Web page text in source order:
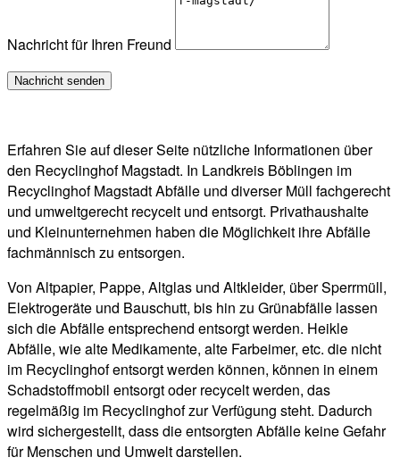
Nachricht für Ihren Freund
Erfahren Sie auf dieser Seite nützliche Informationen über
den Recyclinghof Magstadt. In Landkreis Böblingen im
Recyclinghof Magstadt Abfälle und diverser Müll fachgerecht
und umweltgerecht recycelt und entsorgt. Privathaushalte
und Kleinunternehmen haben die Möglichkeit ihre Abfälle
fachmännisch zu entsorgen.
Von Altpapier, Pappe, Altglas und Altkleider, über Sperrmüll,
Elektrogeräte und Bauschutt, bis hin zu Grünabfälle lassen
sich die Abfälle entsprechend entsorgt werden. Heikle
Abfälle, wie alte Medikamente, alte Farbeimer, etc. die nicht
im Recyclinghof entsorgt werden können, können in einem
Schadstoffmobil entsorgt oder recycelt werden, das
regelmäßig im Recyclinghof zur Verfügung steht. Dadurch
wird sichergestellt, dass die entsorgten Abfälle keine Gefahr
für Menschen und Umwelt darstellen.